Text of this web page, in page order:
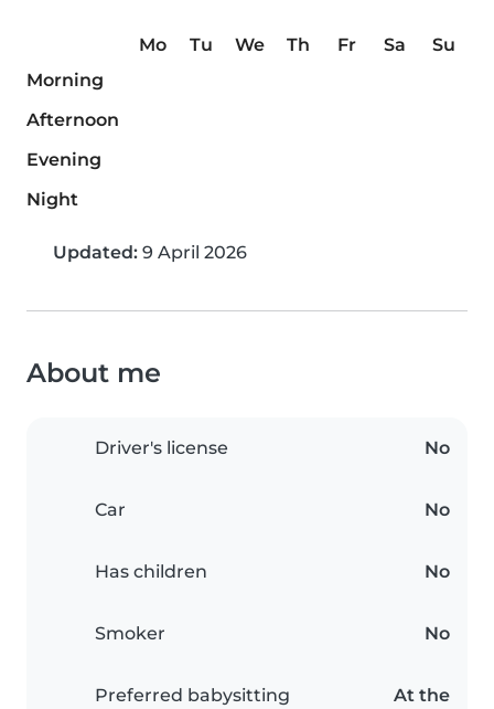
Mo Tu We Th Fr Sa
Su
Morning
Afternoon
Evening
Night
Updated: 9 April 2026
About me
Driver's license No
Car No
Has children No
Smoker No
Preferred babysitting
At the